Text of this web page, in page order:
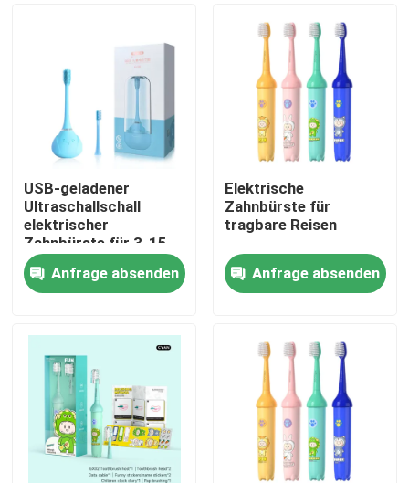
Videos
Über uns
Werksbesichtigung
Qualitätskontrolle
Bitte um ein Angebot
Zahnpflege-elektrische Zahnbürste
Wasserdichte elektrische Zahnbürste
USB-geladener
Ultraschallschall
elektrischer
Zahnbürste für 3-15-
Jährige
Anfrage absenden
Elektrische
Zahnbürste für
tragbare Reisen
Anfrage absenden